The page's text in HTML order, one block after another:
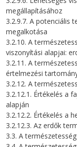
megállapításához
3.2.9.7. A potenciális
megalkotása
3.2.10. A
viszonyítási alapjai:
3.2.11. A
értelmezési
3.2.12. A
3.2.12.1. Értékelés a
alapján
3.2.12.2. Értékelés a
3.2.12.3. Az erdők
3.3. A